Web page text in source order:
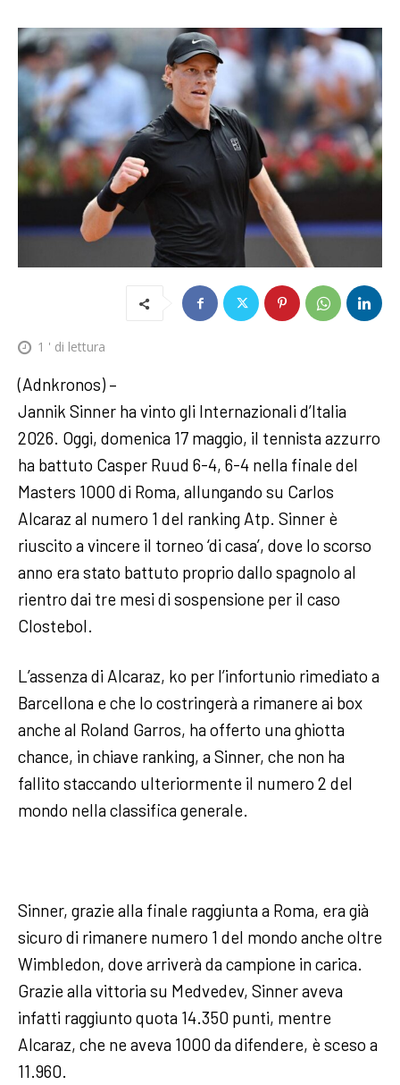
1 ' di lettura
(Adnkronos) –
Jannik Sinner ha vinto gli Internazionali d’Italia
2026. Oggi, domenica 17 maggio, il tennista azzurro
ha battuto Casper Ruud 6-4, 6-4 nella finale del
Masters 1000 di Roma, allungando su Carlos
Alcaraz al numero 1 del ranking Atp. Sinner è
riuscito a vincere il torneo ‘di casa’, dove lo scorso
anno era stato battuto proprio dallo spagnolo al
rientro dai tre mesi di sospensione per il caso
Clostebol.
L’assenza di Alcaraz, ko per l’infortunio rimediato a
Barcellona e che lo costringerà a rimanere ai box
anche al Roland Garros, ha offerto una ghiotta
chance, in chiave ranking, a Sinner, che non ha
fallito staccando ulteriormente il numero 2 del
mondo nella classifica generale.
Sinner, grazie alla finale raggiunta a Roma, era già
sicuro di rimanere numero 1 del mondo anche oltre
Wimbledon, dove arriverà da campione in carica.
Grazie alla vittoria su Medvedev, Sinner aveva
infatti raggiunto quota 14.350 punti, mentre
Alcaraz, che ne aveva 1000 da difendere, è sceso a
11.960.